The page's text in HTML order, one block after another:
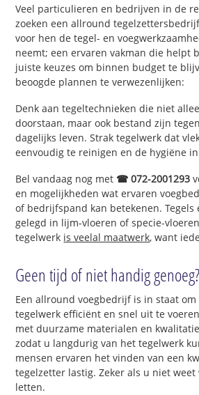
Veel particulieren en bedrijven in de
zoeken een allround
voor hen de tegel- en
neemt; een ervaren vakman die helpt
juiste keuzes om binnen budget te
beoogde plannen te verwezenlijken:
Denk aan tegeltechnieken die niet
doorstaan, maar ook bestand zijn
dagelijks leven. Strak tegelwerk dat
eenvoudig te reinigen en de hygiëne
Bel vandaag nog met ☎ 072-2001293
en mogelijkheden wat ervaren
of bedrijfspand kan betekenen. Tegels
gelegd in lijm-vloeren of specie-
tegelwerk is veelal maatwerk, want
Geen tijd of niet handig
Een allround voegbedrijf is in staat
tegelwerk efficiënt en snel uit te
met duurzame materialen en
zodat u langdurig van het tegelwerk
mensen ervaren het vinden van een
tegelzetter lastig. Zeker als u niet
letten.